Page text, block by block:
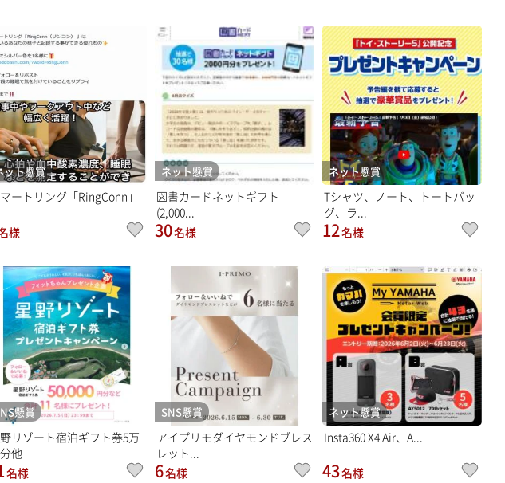
ット懸賞
ートリング「RingConn」
様
ネット懸賞
図書カードネットギフト
(2,000...
30名様
ネット懸賞
Tシャツ、ノート、トートバッ
グ、ラ...
12名様
懸賞
リゾート宿泊ギフト券5万
他
名様
SNS懸賞
アイプリモダイヤモンドブレス
レット...
6名様
ネット懸賞
Insta360 X4 Air、A...
43名様